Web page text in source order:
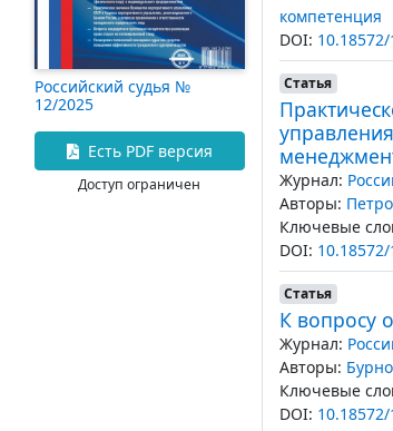
Российский судья №
12/2025
Есть PDF версия
Доступ ограничен
компетенция
DOI:
Статья
Журнал:
Авторы:
Ключевые
DOI:
Статья
К вопросу
Журнал:
Авторы:
Ключевые
DOI: